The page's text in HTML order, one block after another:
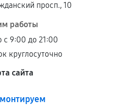
просп., 10
работы
с 9:00 до 21:00
круглосуточно
сайта